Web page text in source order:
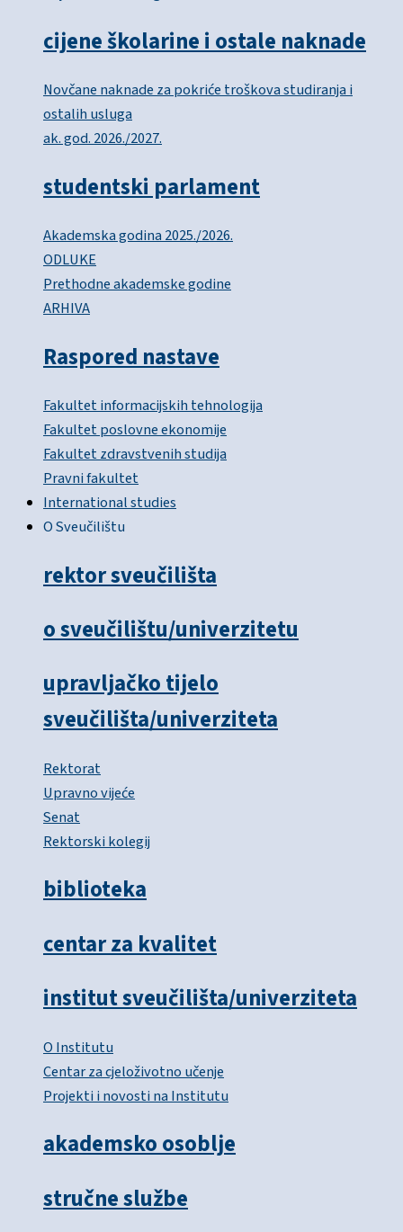
cijene školarine i ostale naknade
Novčane naknade za pokriće troškova studiranja i
ostalih usluga
ak. god. 2026./2027.
studentski parlament
Akademska godina 2025./2026.
ODLUKE
Prethodne akademske godine
ARHIVA
Raspored nastave
Fakultet informacijskih tehnologija
Fakultet poslovne ekonomije
Fakultet zdravstvenih studija
Pravni fakultet
International studies
O Sveučilištu
rektor sveučilišta
o sveučilištu/univerzitetu
upravljačko tijelo
sveučilišta/univerziteta
Rektorat
Upravno vijeće
Senat
Rektorski kolegij
biblioteka
centar za kvalitet
institut sveučilišta/univerziteta
O Institutu
Centar za cjeloživotno učenje
Projekti i novosti na Institutu
akademsko osoblje
stručne službe